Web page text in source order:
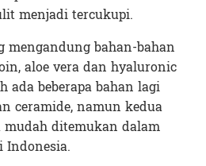
menjadi tercukupi.
mengandung bahan-bahan
aloe vera dan hyaluronic
ada beberapa bahan lagi
ceramide, namun kedua
ditemukan dalam